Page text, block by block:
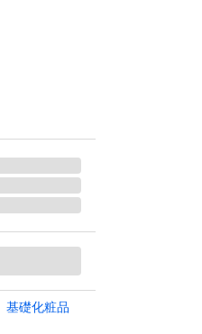
顔不要
料不使用
基礎化粧品